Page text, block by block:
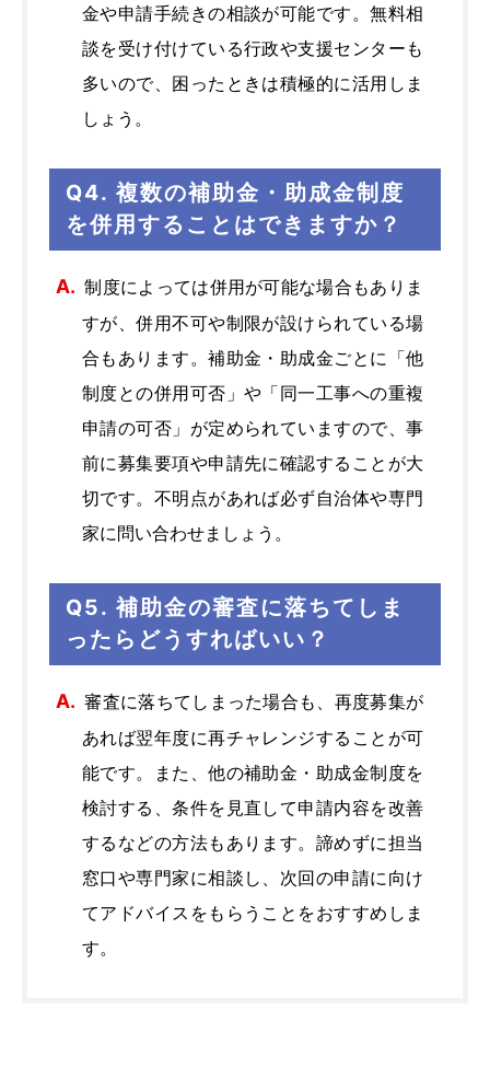
金や申請手続きの相談が可能です。無料相
談を受け付けている行政や支援センターも
多いので、困ったときは積極的に活用しま
しょう。
Q4. 複数の補助金・助成金制度
を併用することはできますか？
制度によっては併用が可能な場合もありま
すが、併用不可や制限が設けられている場
合もあります。補助金・助成金ごとに「他
制度との併用可否」や「同一工事への重複
申請の可否」が定められていますので、事
前に募集要項や申請先に確認することが大
切です。不明点があれば必ず自治体や専門
家に問い合わせましょう。
Q5. 補助金の審査に落ちてしま
ったらどうすればいい？
審査に落ちてしまった場合も、再度募集が
あれば翌年度に再チャレンジすることが可
能です。また、他の補助金・助成金制度を
検討する、条件を見直して申請内容を改善
するなどの方法もあります。諦めずに担当
窓口や専門家に相談し、次回の申請に向け
てアドバイスをもらうことをおすすめしま
す。